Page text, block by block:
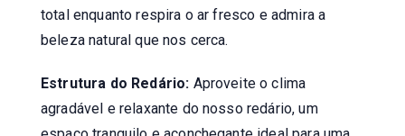
total enquanto respira o ar fresco e admira a
beleza natural que nos cerca.
Estrutura do Redário: Aproveite o clima
agradável e relaxante do nosso redário, um